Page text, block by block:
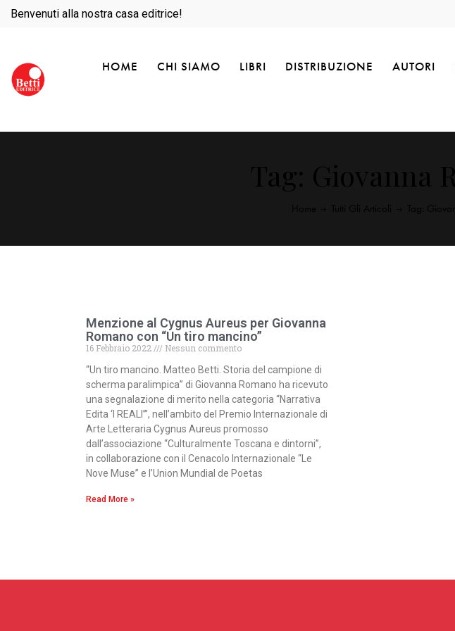
Benvenuti alla nostra casa editrice!
HOME CHI SIAMO LIBRI DISTRIBUZIONE AUTORI
Menzione al Cygnus Aureus per Giovanna
Romano con “Un tiro mancino”
16 Febbraio 2022
Nessun commento
“Un tiro mancino. Matteo Betti. Storia del campione di
scherma paralimpica” di Giovanna Romano ha ricevuto
una segnalazione di merito nella categoria “Narrativa
Edita ‘I REALI’”, nell’ambito del Premio Internazionale di
Arte Letteraria Cygnus Aureus promosso
dall’associazione “Culturalmente Toscana e dintorni”,
in collaborazione con il Cenacolo Internazionale “Le
Nove Muse” e l’Union Mundial de Poetas
Read More »